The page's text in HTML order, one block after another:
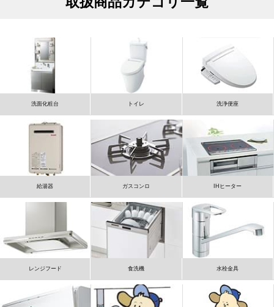
洗面化粧台 トイレ 洗浄便座
給湯器 ガスコンロ IHヒーター
レンジフード 食洗機 水栓金具